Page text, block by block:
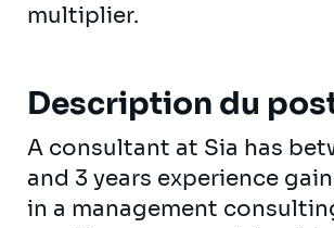
multiplier.
Description du
A consultant at Sia has
and 3 years experience
in a management